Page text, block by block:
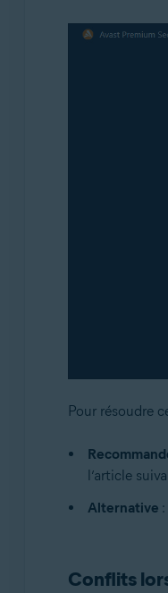
Pour résoudre
l’article
Alternative
Conflits